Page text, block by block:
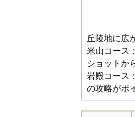
丘陵地に広
米山コース
ショットか
岩殿コース
の攻略がポ